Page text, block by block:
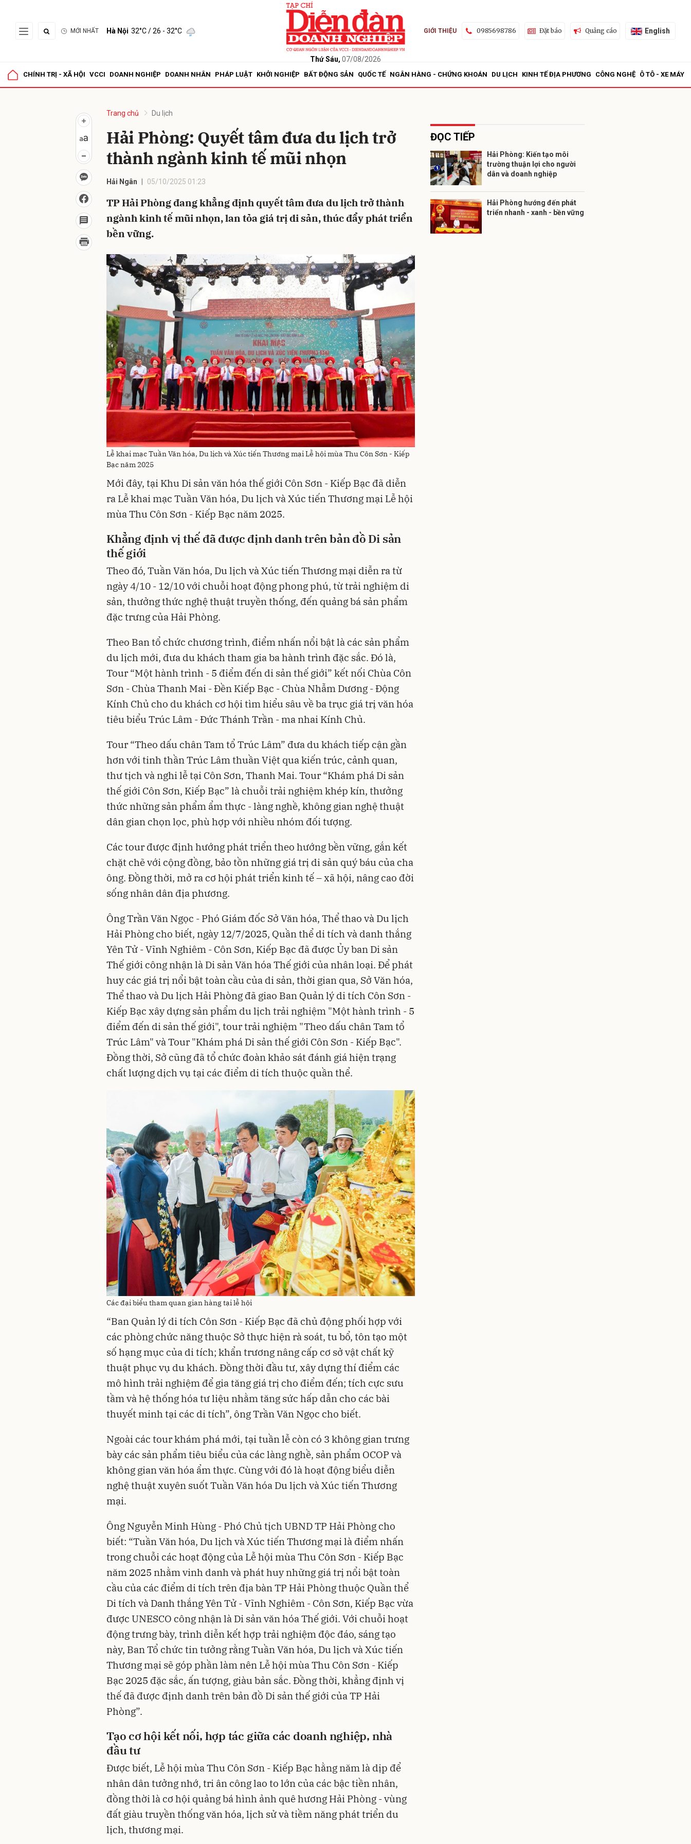
MỚI NHẤT Hà Nội 32°C/ 26 - 32°C
Thứ Sáu, 07/08/2026
GIỚI THIỆU 0985698786 Đặt báo Quảng cáo English
CHÍNH TRỊ - XÃ HỘI VCCI DOANH NGHIỆP DOANH NHÂN PHÁP LUẬT KHỞI NGHIỆP BẤT ĐỘNG SẢN QUỐC TẾ NGÂN HÀNG - CHỨNG KHOÁN DU LỊCH KINH TẾ ĐỊA PHƯƠNG CÔNG NGHỆ Ô TÔ - XE MÁY
Trang chủ Du lịch
Hải Phòng: Quyết tâm đưa du lịch trở
thành ngành kinh tế mũi nhọn
Hải Ngân 05/10/2025 01:23
TP Hải Phòng đang khẳng định quyết tâm đưa du lịch trở thành
ngành kinh tế mũi nhọn, lan tỏa giá trị di sản, thúc đẩy phát triển
bền vững.
Lễ khai mạc Tuần Văn hóa, Du lịch và Xúc tiến Thương mại Lễ hội mùa Thu Côn Sơn - Kiếp
Bạc năm 2025
Mới đây, tại Khu Di sản văn hóa thế giới Côn Sơn - Kiếp Bạc đã diễn
ra Lễ khai mạc Tuần Văn hóa, Du lịch và Xúc tiến Thương mại Lễ hội
mùa Thu Côn Sơn - Kiếp Bạc năm 2025.
Khẳng định vị thế đã được định danh trên bản đồ Di sản
thế giới
Theo đó, Tuần Văn hóa, Du lịch và Xúc tiến Thương mại diễn ra từ
ngày 4/10 - 12/10 với chuỗi hoạt động phong phú, từ trải nghiệm di
sản, thưởng thức nghệ thuật truyền thống, đến quảng bá sản phẩm
đặc trưng của Hải Phòng.
Theo Ban tổ chức chương trình, điểm nhấn nổi bật là các sản phẩm
du lịch mới, đưa du khách tham gia ba hành trình đặc sắc. Đó là,
Tour “Một hành trình - 5 điểm đến di sản thế giới” kết nối Chùa Côn
Sơn - Chùa Thanh Mai - Đền Kiếp Bạc - Chùa Nhẫm Dương - Động
Kính Chủ cho du khách cơ hội tìm hiểu sâu về ba trục giá trị văn hóa
tiêu biểu Trúc Lâm - Đức Thánh Trần - ma nhai Kính Chủ.
Tour “Theo dấu chân Tam tổ Trúc Lâm” đưa du khách tiếp cận gần
hơn với tinh thần Trúc Lâm thuần Việt qua kiến trúc, cảnh quan,
thư tịch và nghi lễ tại Côn Sơn, Thanh Mai. Tour “Khám phá Di sản
thế giới Côn Sơn, Kiếp Bạc” là chuỗi trải nghiệm khép kín, thưởng
thức những sản phẩm ẩm thực - làng nghề, không gian nghệ thuật
dân gian chọn lọc, phù hợp với nhiều nhóm đối tượng.
Các tour được định hướng phát triển theo hướng bền vững, gắn kết
chặt chẽ với cộng đồng, bảo tồn những giá trị di sản quý báu của cha
ông. Đồng thời, mở ra cơ hội phát triển kinh tế – xã hội, nâng cao đời
sống nhân dân địa phương.
Ông Trần Văn Ngọc - Phó Giám đốc Sở Văn hóa, Thể thao và Du lịch
Hải Phòng cho biết, ngày 12/7/2025, Quần thể di tích và danh thắng
Yên Tử - Vĩnh Nghiêm - Côn Sơn, Kiếp Bạc đã được Ủy ban Di sản
Thế giới công nhận là Di sản Văn hóa Thế giới của nhân loại. Để phát
huy các giá trị nổi bật toàn cầu của di sản, thời gian qua, Sở Văn hóa,
Thể thao và Du lịch Hải Phòng đã giao Ban Quản lý di tích Côn Sơn -
Kiếp Bạc xây dựng sản phẩm du lịch trải nghiệm "Một hành trình - 5
điểm đến di sản thế giới", tour trải nghiệm "Theo dấu chân Tam tổ
Trúc Lâm" và Tour "Khám phá Di sản thế giới Côn Sơn - Kiếp Bạc".
Đồng thời, Sở cũng đã tổ chức đoàn khảo sát đánh giá hiện trạng
chất lượng dịch vụ tại các điểm di tích thuộc quần thể.
Các đại biểu tham quan gian hàng tại lễ hội
“Ban Quản lý di tích Côn Sơn - Kiếp Bạc đã chủ động phối hợp với
các phòng chức năng thuộc Sở thực hiện rà soát, tu bổ, tôn tạo một
số hạng mục của di tích; khẩn trương nâng cấp cơ sở vật chất kỹ
thuật phục vụ du khách. Đồng thời đầu tư, xây dựng thí điểm các
mô hình trải nghiệm để gia tăng giá trị cho điểm đến; tích cực sưu
tầm và hệ thống hóa tư liệu nhằm tăng sức hấp dẫn cho các bài
thuyết minh tại các di tích”, ông Trần Văn Ngọc cho biết.
Ngoài các tour khám phá mới, tại tuần lễ còn có 3 không gian trưng
bày các sản phẩm tiêu biểu của các làng nghề, sản phẩm OCOP và
không gian văn hóa ẩm thực. Cùng với đó là hoạt động biểu diễn
nghệ thuật xuyên suốt Tuần Văn hóa Du lịch và Xúc tiến Thương
mại.
Ông Nguyễn Minh Hùng - Phó Chủ tịch UBND TP Hải Phòng cho
biết: “Tuần Văn hóa, Du lịch và Xúc tiến Thương mại là điểm nhấn
trong chuỗi các hoạt động của Lễ hội mùa Thu Côn Sơn - Kiếp Bạc
năm 2025 nhằm vinh danh và phát huy những giá trị nổi bật toàn
cầu của các điểm di tích trên địa bàn TP Hải Phòng thuộc Quần thể
Di tích và Danh thắng Yên Tử - Vĩnh Nghiêm - Côn Sơn, Kiếp Bạc vừa
được UNESCO công nhận là Di sản văn hóa Thế giới. Với chuỗi hoạt
động trưng bày, trình diễn kết hợp trải nghiệm độc đáo, sáng tạo
này, Ban Tổ chức tin tưởng rằng Tuần Văn hóa, Du lịch và Xúc tiến
Thương mại sẽ góp phần làm nên Lễ hội mùa Thu Côn Sơn - Kiếp
Bạc 2025 đặc sắc, ấn tượng, giàu bản sắc. Đồng thời, khẳng định vị
thế đã được định danh trên bản đồ Di sản thế giới của TP Hải
Phòng”.
Tạo cơ hội kết nối, hợp tác giữa các doanh nghiệp, nhà
đầu tư
Được biết, Lễ hội mùa Thu Côn Sơn - Kiếp Bạc hằng năm là dịp để
nhân dân tưởng nhớ, tri ân công lao to lớn của các bậc tiền nhân,
đồng thời là cơ hội quảng bá hình ảnh quê hương Hải Phòng - vùng
đất giàu truyền thống văn hóa, lịch sử và tiềm năng phát triển du
lịch, thương mại.
ĐỌC TIẾP
Hải Phòng: Kiến tạo môi
trường thuận lợi cho người
dân và doanh nghiệp
Hải Phòng hướng đến phát
triển nhanh - xanh - bền vững
Gửi